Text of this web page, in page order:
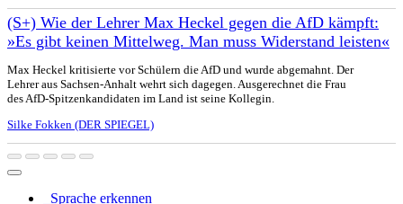
(S+) Wie der Lehrer Max Heckel gegen die AfD kämpft:
»Es gibt keinen Mittelweg. Man muss Widerstand leisten«
Max Heckel kritisierte vor Schülern die AfD und wurde abgemahnt. Der
Lehrer aus Sachsen-Anhalt wehrt sich dagegen. Ausgerechnet die Frau
des AfD-Spitzenkandidaten im Land ist seine Kollegin.
Silke Fokken (DER SPIEGEL)
Sprache erkennen